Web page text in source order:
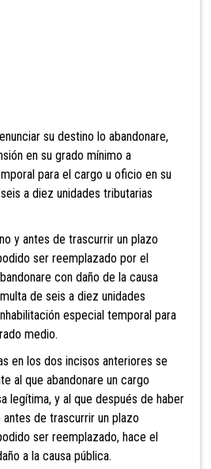
su destino lo abandonare,
en su grado mínimo a
para el cargo u oficio en su
seis a diez unidades tributarias
y antes de trascurrir un plazo
ser reemplazado por el
con daño de la causa
de seis a diez unidades
especial temporal para
medio.
en los dos incisos anteriores se
al que abandonare un cargo
legítima, y al que después de haber
de trascurrir un plazo
ser reemplazado, hace el
a la causa pública.